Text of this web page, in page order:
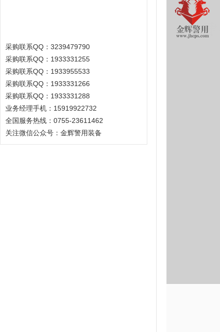
采购联系QQ：3239479790
采购联系QQ：1933331255
采购联系QQ：1933955533
采购联系QQ：1933331266
采购联系QQ：1933331288
业务经理手机：15919922732
全国服务热线：0755-23611462
关注微信公众号：金辉警用装备